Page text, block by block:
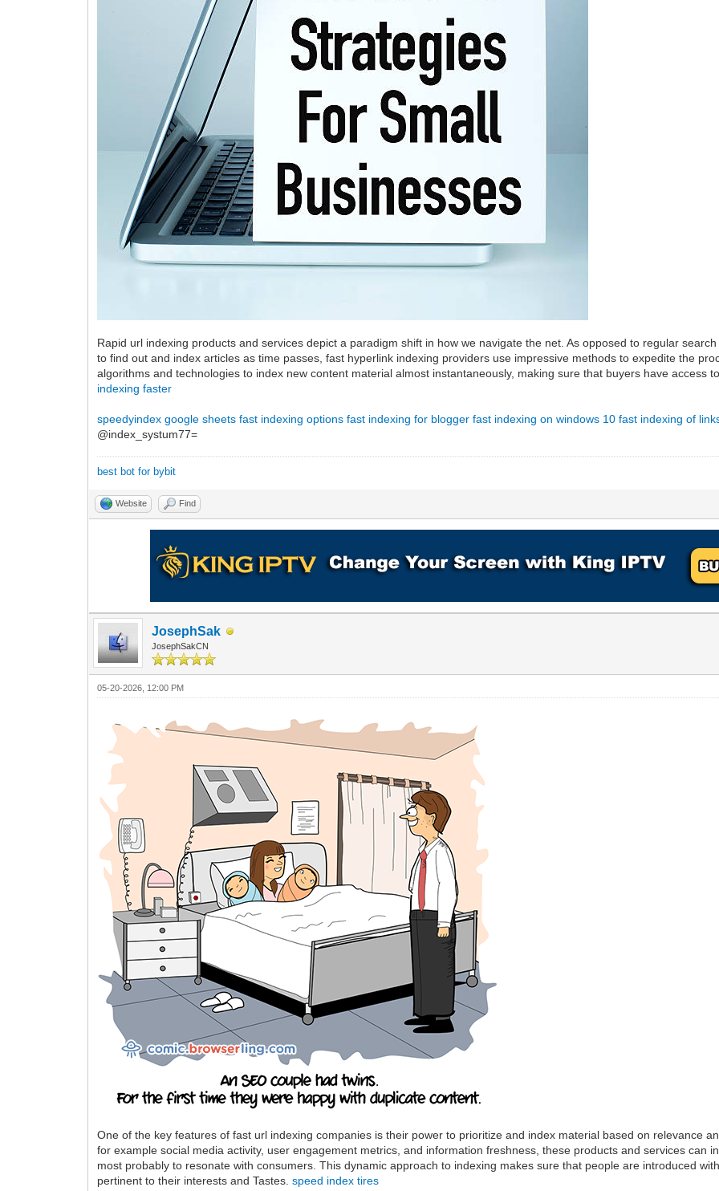
Rapid url indexing products and services depict a paradigm shift in how we navigate the net. As opposed to regular
to find out and index articles as time passes, fast hyperlink indexing providers use impressive methods to expedite the
algorithms and technologies to index new content material almost instantaneously, making sure that buyers have access
indexing faster
speedyindex google sheets fast indexing options fast indexing for blogger fast indexing on windows 10 fast indexing of
@index_systum77=
best bot for bybit
Website Find
JosephSak
JosephSakCN
05-20-2026, 12:00 PM
One of the key features of fast url indexing companies is their power to prioritize and index material based on relevance
for example social media activity, user engagement metrics, and information freshness, these products and services can
most probably to resonate with consumers. This dynamic approach to indexing makes sure that people are introduced
pertinent to their interests and Tastes.speed index tires